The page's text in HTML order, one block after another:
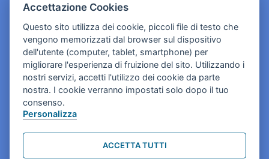
Cookies e informativa privacy
Accettazione Cookies
Questo sito utilizza dei cookie, piccoli file di testo che
vengono memorizzati dal browser sul dispositivo
dell'utente (computer, tablet, smartphone) per
migliorare l'esperienza di fruizione del sito. Utilizzando i
nostri servizi, accetti l'utilizzo dei cookie da parte
nostra. I cookie verranno impostati solo dopo il tuo
consenso.
Personalizza
ACCETTA TUTTI